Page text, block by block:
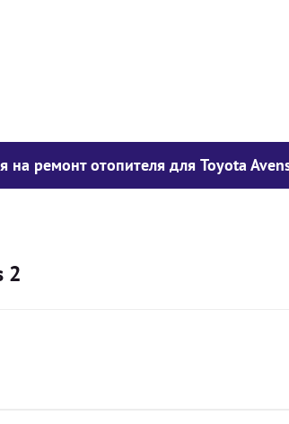
на ремонт отопителя для Toyota
2